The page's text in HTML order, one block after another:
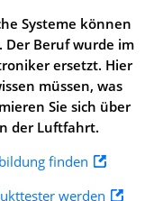
Systeme können
Der Beruf wurde im
ersetzt. Hier
müssen, was
Sie sich über
der Luftfahrt.
finden
werden